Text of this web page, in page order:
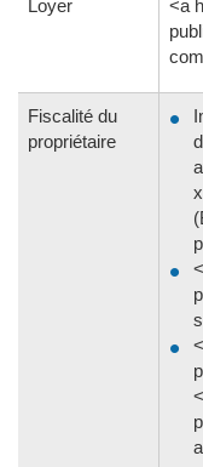
Loyer
<a
Fiscalité du
propriétaire